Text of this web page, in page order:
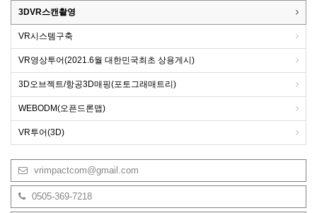
3DVR스캔촬영
VR시스템구축
VR영상투어(2021.6월 대한민국최초 상용게시)
3D오브젝트/항공3D매핑(포토그래매트리)
WEBODM(오픈드론맵)
VR투어(3D)
vrimpactcom@gmail.com
0505-369-7218